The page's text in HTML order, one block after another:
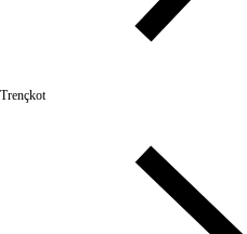
Trençkot